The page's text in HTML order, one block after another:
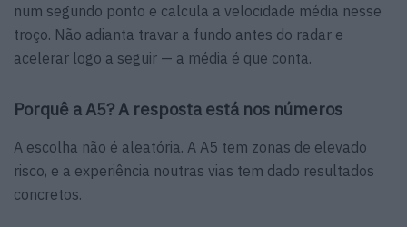
num segundo ponto e calcula a velocidade média nesse
troço. Não adianta travar a fundo antes do radar e
acelerar logo a seguir — a média é que conta.
Porquê a A5? A resposta está nos números
A escolha não é aleatória. A A5 tem zonas de elevado
risco, e a experiência noutras vias tem dado resultados
concretos.